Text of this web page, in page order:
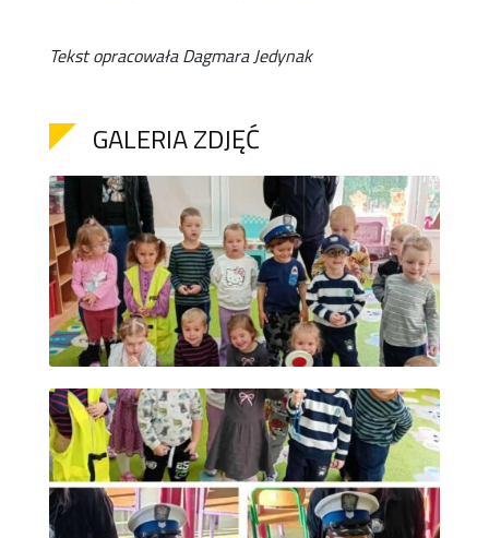
Tekst opracowała Dagmara Jedynak
GALERIA ZDJĘĆ